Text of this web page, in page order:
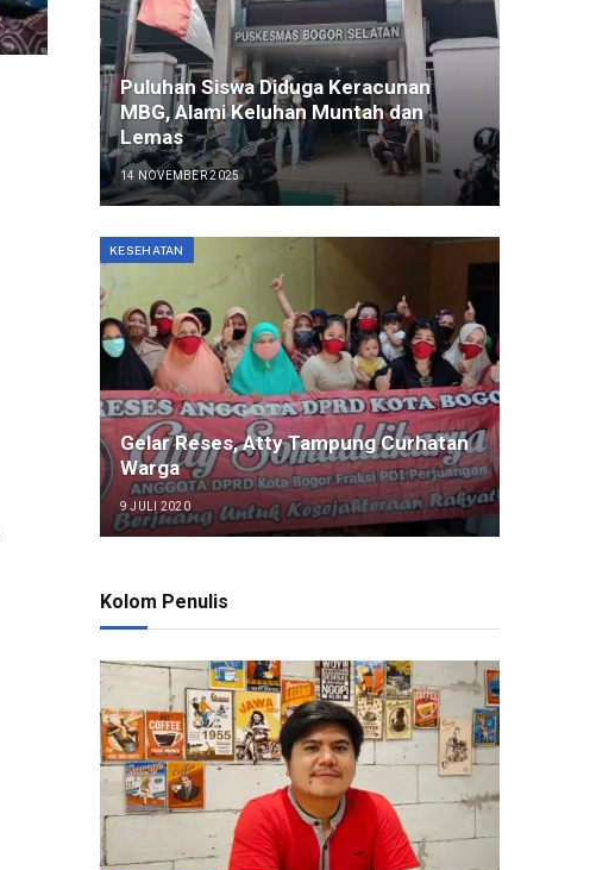
Puluhan Siswa Diduga Keracunan
MBG, Alami Keluhan Muntah dan
Lemas
14 NOVEMBER 2025
KESEHATAN
Gelar Reses, Atty Tampung Curhatan
Warga
9 JULI 2020
Kolom Penulis